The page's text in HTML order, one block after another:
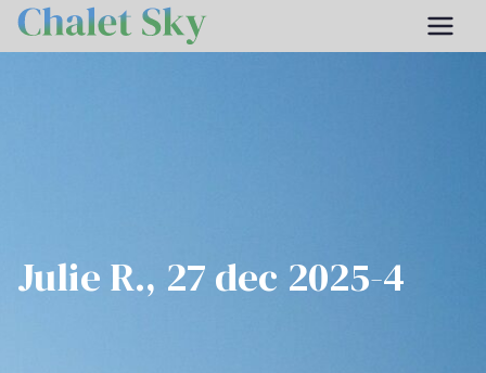
Ga
naar
Chalet Sky
Chalet 12 personnes dans le
Julie R., 27 dec 2025-4